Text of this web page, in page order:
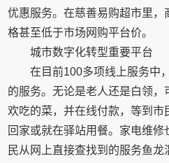
优惠服务。在慈善易购超市里
格甚至低于市场网购平台价。
城市数字化转型重要平台
在目前100多项线上服务中
的服务。无论是老人还是白领
欢吃的菜，并在线付款，等到
回家或就在驿站用餐。家电维
民从网上直接查找到的服务鱼龙